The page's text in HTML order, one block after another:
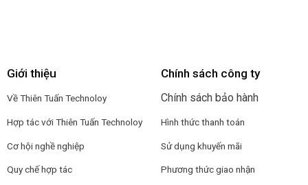
Giới thiệu
Về Thiên Tuấn Technoloy
Hợp tác với Thiên Tuấn Technoloy
Cơ hội nghề nghiệp
Quy chế hợp tác
Chính sách công ty
Chính sách bảo hành
Hình thức thanh toán
Sử dụng khuyến mãi
Phương thức giao nhận